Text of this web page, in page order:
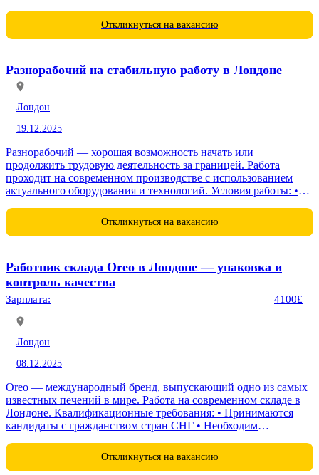
технических...
Откликнуться на вакансию
Разнорабочий на стабильную работу в Лондоне
Лондон
19.12.2025
Разнорабочий — хорошая возможность начать или
продолжить трудовую деятельность за границей. Работа
проходит на современном производстве с использованием
актуального оборудования и технологий. Условия работы: •
работы •...
Откликнуться на вакансию
Работник склада Oreo в Лондоне — упаковка и
контроль качества
Зарплата: 4100£
Лондон
08.12.2025
Oreo — международный бренд, выпускающий одно из самых
известных печений в мире. Работа на современном складе в
Лондоне. Квалификационные требования: • Принимаются
кандидаты с гражданством стран СНГ • Необходим
Откликнуться на вакансию